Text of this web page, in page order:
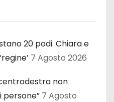
20 podi. Chiara e
7 Agosto 2026
non
7 Agosto